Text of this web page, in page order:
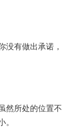
没有做出承诺，
然所处的位置不
。